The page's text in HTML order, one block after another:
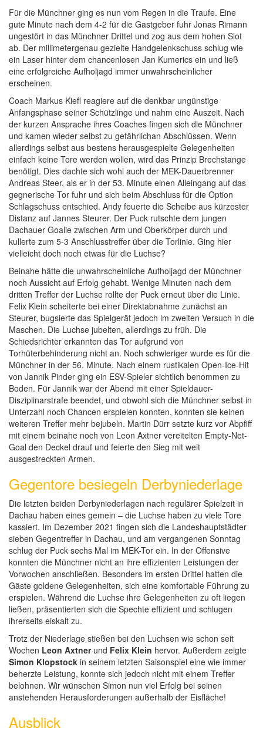
Für die Münchner ging es nun vom Regen in die Traufe. Eine
gute Minute nach dem 4-2 für die Gastgeber fuhr Jonas Rimann
ungestört in das Münchner Drittel und zog aus dem hohen Slot
ab. Der millimetergenau gezielte Handgelenkschuss schlug wie
ein Laser hinter dem chancenlosen Jan Kumerics ein und ließ
eine erfolgreiche Aufholjagd immer unwahrscheinlicher
erscheinen.
Coach Markus Kiefl reagiere auf die denkbar ungünstige
Anfangsphase seiner Schützlinge und nahm eine Auszeit. Nach
der kurzen Ansprache ihres Coaches fingen sich die Münchner
und kamen wieder selbst zu gefährlichan Abschlüssen. Wenn
allerdings selbst aus bestens herausgespielte Gelegenheiten
einfach keine Tore werden wollen, wird das Prinzip Brechstange
benötigt. Dies dachte sich wohl auch der MEK-Dauerbrenner
Andreas Steer, als er in der 53. Minute einen Alleingang auf das
gegnerische Tor fuhr und sich beim Abschluss für die Option
Schlagschuss entschied. Andy feuerte die Scheibe aus kürzester
Distanz auf Jannes Steurer. Der Puck rutschte dem jungen
Dachauer Goalie zwischen Arm und Oberkörper durch und
kullerte zum 5-3 Anschlusstreffer über die Torlinie. Ging hier
vielleicht doch noch etwas für die Luchse?
Beinahe hätte die unwahrscheinliche Aufholjagd der Münchner
noch Aussicht auf Erfolg gehabt. Wenige Minuten nach dem
dritten Treffer der Luchse rollte der Puck erneut über die Linie.
Felix Klein scheiterte bei einer Direktabnahme zunächst an
Steurer, bugsierte das Spielgerät jedoch im zweiten Versuch in die
Maschen. Die Luchse jubelten, allerdings zu früh. Die
Schiedsrichter erkannten das Tor aufgrund von
Torhüterbehinderung nicht an. Noch schwieriger wurde es für die
Münchner in der 56. Minute. Nach einem rustikalen Open-Ice-Hit
von Jannik Pinder ging ein ESV-Spieler sichtlich benommen zu
Boden. Für Jannik war der Abend mit einer Spieldauer-
Disziplinarstrafe beendet, und obwohl sich die Münchner selbst in
Unterzahl noch Chancen erspielen konnten, konnten sie keinen
weiteren Treffer mehr bejubeln. Martin Dürr setzte kurz vor Abpfiff
mit einem beinahe noch von Leon Axtner vereitelten Empty-Net-
Goal den Deckel drauf und feierte den Sieg mit weit
ausgestreckten Armen.
Gegentore besiegeln Derbyniederlage
Die letzten beiden Derbyniederlagen nach regulärer Spielzeit in
Dachau haben eines gemein – die Luchse haben zu viele Tore
kassiert. Im Dezember 2021 fingen sich die Landeshauptstädter
sieben Gegentreffer in Dachau, und am vergangenen Sonntag
schlug der Puck sechs Mal im MEK-Tor ein. In der Offensive
konnten die Münchner nicht an ihre effizienten Leistungen der
Vorwochen anschließen. Besonders im ersten Drittel hatten die
Gäste goldene Gelegenheiten, sich eine komfortable Führung zu
erspielen. Während die Luchse ihre Gelegenheiten zu oft liegen
ließen, präsentierten sich die Spechte effizient und schlugen
ihrerseits eiskalt zu.
Trotz der Niederlage stießen bei den Luchsen wie schon seit
Wochen Leon Axtner und Felix Klein hervor. Außerdem zeigte
Simon Klopstock in seinem letzten Saisonspiel eine wie immer
beherzte Leistung, konnte sich jedoch nicht mit einem Treffer
belohnen. Wir wünschen Simon nun viel Erfolg bei seinen
anstehenden Herausforderungen außerhalb der Eisfläche!
Ausblick